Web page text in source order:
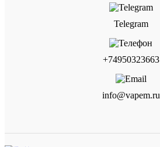
Telegram
+74950323663
info@vapem.ru